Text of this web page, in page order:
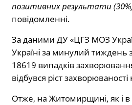
позитивних результати
повідомленні.
За даними ДУ «ЦГЗ МОЗ
Україні за минулий тиждень
18619 випадків
відбувся ріст
Отже, на Житомирщині, як і в